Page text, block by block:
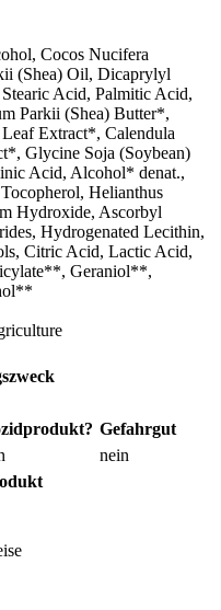
Cocos Nucifera
(Shea) Oil, Dicaprylyl
Acid, Palmitic Acid,
Parkii (Shea) Butter*,
Extract*, Calendula
Glycine Soja (Soybean)
Acid, Alcohol* denat.,
Helianthus
Hydroxide, Ascorbyl
Hydrogenated Lecithin,
Citric Acid, Lactic Acid,
Geraniol**,
Gefahrgut
nein